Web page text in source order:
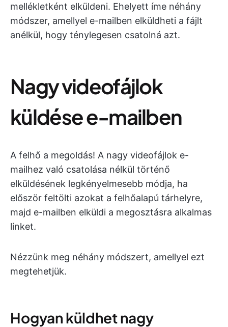
mellékletként elküldeni. Ehelyett íme néhány
módszer, amellyel e-mailben elküldheti a fájlt
anélkül, hogy ténylegesen csatolná azt.
Nagy videofájlok
küldése e-mailben
A felhő a megoldás! A nagy videofájlok e-
mailhez való csatolása nélkül történő
elküldésének legkényelmesebb módja, ha
először feltölti azokat a felhőalapú tárhelyre,
majd e-mailben elküldi a megosztásra alkalmas
linket.
Nézzünk meg néhány módszert, amellyel ezt
megtehetjük.
Hogyan küldhet nagy